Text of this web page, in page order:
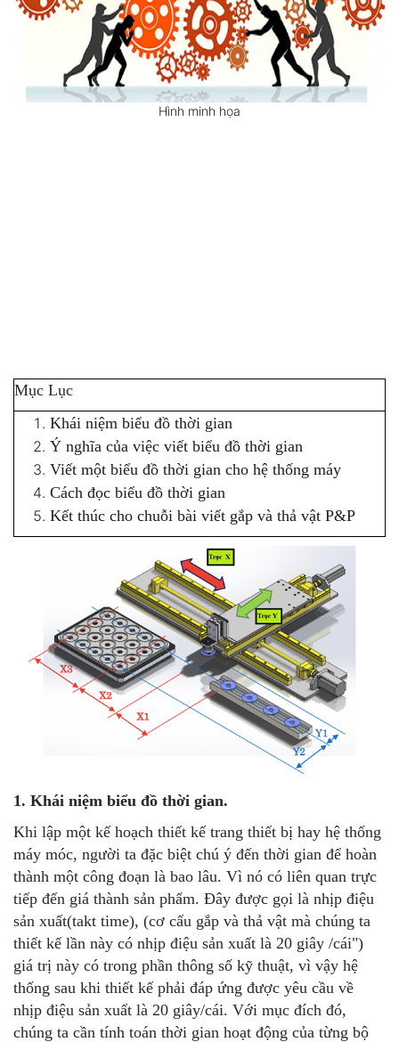
Hình minh họa
Mục Lục
Khái niệm biểu đồ thời gian
Ý nghĩa của việc viết biểu đồ thời gian
Viết một biểu đồ thời gian cho hệ thống máy
Cách đọc biểu đồ thời gian
Kết thúc cho chuỗi bài viết gắp và thả vật P&P
1. Khái niệm biểu đồ thời gian.
Khi lập một kế hoạch thiết kế trang thiết bị hay hệ thống
máy móc, người ta đặc biệt chú ý đến thời gian để hoàn
thành một công đoạn là bao lâu. Vì nó có liên quan trực
tiếp đến giá thành sản phẩm. Đây được gọi là nhịp điệu
sản xuất(takt time), (cơ cấu gắp và thả vật mà chúng ta
thiết kế lần này có nhịp điệu sản xuất là 20 giây /cái")
giá trị này có trong phần thông số kỹ thuật, vì vậy hệ
thống sau khi thiết kế phải đáp ứng được yêu cầu về
nhịp điệu sản xuất là 20 giây/cái. Với mục đích đó,
chúng ta cần tính toán thời gian hoạt động của từng bộ